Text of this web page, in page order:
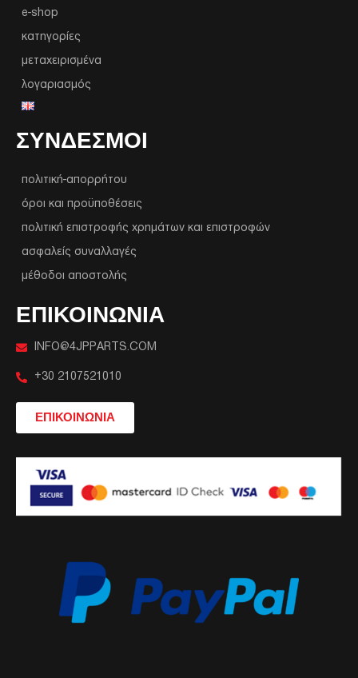
e-shop
κατηγορίες
μεταχειρισμένα
λογαριασμός
ΣΥΝΔΕΣΜΟΙ
πολιτική-απορρήτου
όροι και προϋποθέσεις
πολιτική επιστροφής χρημάτων και επιστροφών
ασφαλείς συναλλαγές
μέθοδοι αποστολής
ΕΠΙΚΟΙΝΩΝΙΑ
INFO@4JPPARTS.COM
+30 2107521010
ΕΠΙΚΟΙΝΩΝΙΑ